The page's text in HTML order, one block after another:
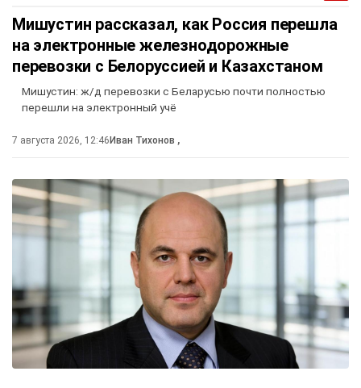
Мишустин рассказал, как Россия перешла
на электронные железнодорожные
перевозки с Белоруссией и Казахстаном
Мишустин: ж/д перевозки с Беларусью почти полностью
перешли на электронный учё
7 августа 2026, 12:46Иван Тихонов ,